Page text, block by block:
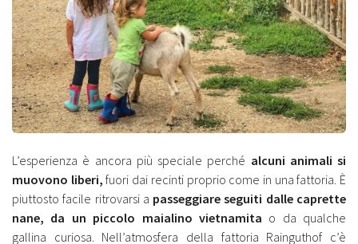
L’esperienza è ancora più speciale perché alcuni animali si
muovono liberi, fuori dai recinti proprio come in una fattoria. È
piuttosto facile ritrovarsi a passeggiare seguiti dalle caprette
nane, da un piccolo maialino vietnamita o da qualche
gallina curiosa. Nell’atmosfera della fattoria Rainguthof c’è